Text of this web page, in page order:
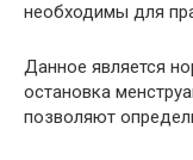
необходимы для
Данное является
остановка
позволяют